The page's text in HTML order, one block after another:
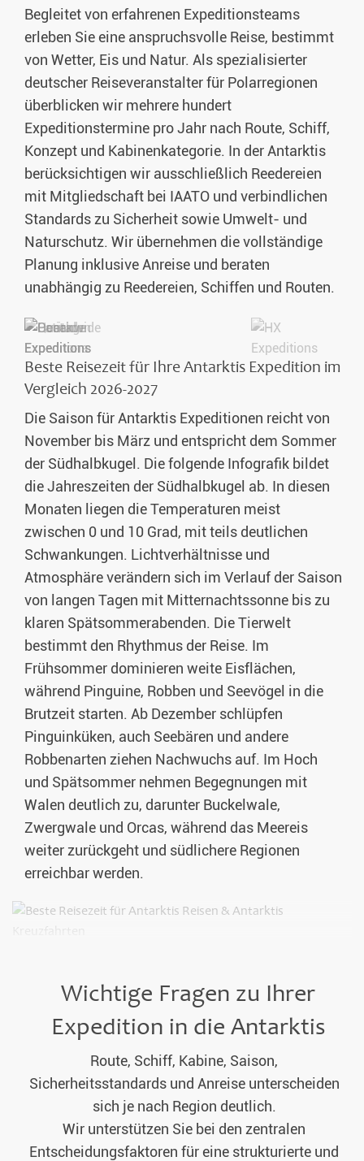
Begleitet von erfahrenen Expeditionsteams
erleben Sie eine anspruchsvolle Reise, bestimmt
von Wetter, Eis und Natur. Als spezialisierter
deutscher Reiseveranstalter für Polarregionen
überblicken wir mehrere hundert
Expeditionstermine pro Jahr nach Route, Schiff,
Konzept und Kabinenkategorie. In der Antarktis
berücksichtigen wir ausschließlich Reedereien
mit Mitgliedschaft bei IAATO und verbindlichen
Standards zu Sicherheit sowie Umwelt- und
Naturschutz. Wir übernehmen die vollständige
Planung inklusive Anreise und beraten
unabhängig zu Reedereien, Schiffen und Routen.
Beste Reisezeit für Ihre Antarktis Expedition im
Vergleich 2026-2027
Die Saison für Antarktis Expeditionen reicht von
November bis März und entspricht dem Sommer
der Südhalbkugel. Die folgende Infografik bildet
die Jahreszeiten der Südhalbkugel ab. In diesen
Monaten liegen die Temperaturen meist
zwischen 0 und 10 Grad, mit teils deutlichen
Schwankungen. Lichtverhältnisse und
Atmosphäre verändern sich im Verlauf der Saison
von langen Tagen mit Mitternachtssonne bis zu
klaren Spätsommerabenden. Die Tierwelt
bestimmt den Rhythmus der Reise. Im
Frühsommer dominieren weite Eisflächen,
während Pinguine, Robben und Seevögel in die
Brutzeit starten. Ab Dezember schlüpfen
Pinguinküken, auch Seebären und andere
Robbenarten ziehen Nachwuchs auf. Im Hoch
und Spätsommer nehmen Begegnungen mit
Walen deutlich zu, darunter Buckelwale,
Zwergwale und Orcas, während das Meereis
weiter zurückgeht und südlichere Regionen
erreichbar werden.
Wichtige Fragen zu Ihrer
Expedition in die Antarktis
Route, Schiff, Kabine, Saison,
Sicherheitsstandards und Anreise unterscheiden
sich je nach Region deutlich.
Wir unterstützen Sie bei den zentralen
Entscheidungsfaktoren für eine strukturierte und